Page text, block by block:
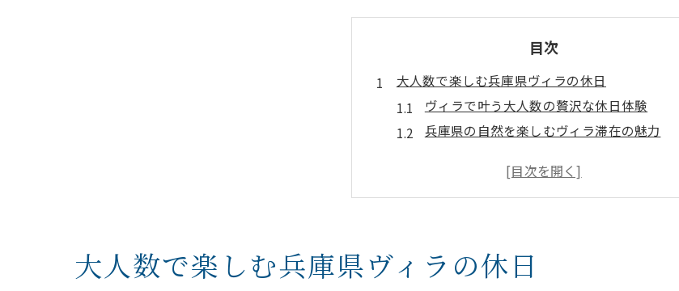
目次
大人数で楽しむ兵庫県ヴィラの休日
ヴィラで叶う大人数の贅沢な休日体験
兵庫県の自然を楽しむヴィラ滞在の魅力
バーベキューとリラクゼーションを両立
サウナ付きヴィラで非日常のリラックス体験
サウナ付きヴィラの極上リラックス法を体験
大人数で楽しむ兵庫県ヴィラの休日